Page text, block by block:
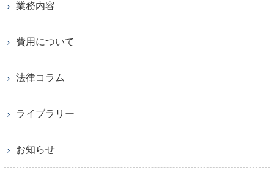
業務内容
費用について
法律コラム
ライブラリー
お知らせ